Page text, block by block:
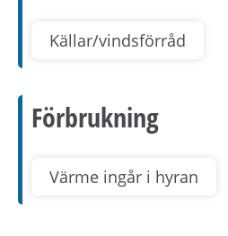
Källar/vindsförråd
Förbrukning
Värme ingår i hyran